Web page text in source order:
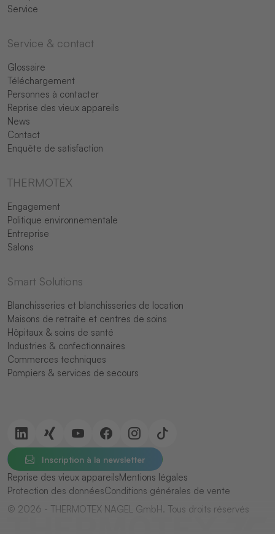
Service
Service & contact
Glossaire
Téléchargement
Personnes à contacter
Reprise des vieux appareils
News
Contact
Enquête de satisfaction
THERMOTEX
Engagement
Politique environnementale
Entreprise
Salons
Smart Solutions
Blanchisseries et blanchisseries de location
Maisons de retraite et centres de soins
Hôpitaux & soins de santé
Industries & confectionnaires
Commerces techniques
Pompiers & services de secours
Inscription à la newsletter
Reprise des vieux appareilsMentions légales
Protection des donnéesConditions générales de vente
© 2026 - THERMOTEX NAGEL GmbH. Tous droits réservés